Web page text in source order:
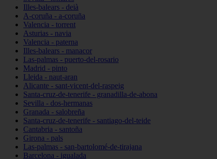
Illes-balears - deià
A-coruña - a-coruña
Valencia - torrent
Asturias - navia
Valencia - paterna
Illes-balears - manacor
Las-palmas - puerto-del-rosario
Madrid - pinto
Lleida - naut-aran
Alicante - sant-vicent-del-raspeig
Santa-cruz-de-tenerife - granadilla-de-abona
Sevilla - dos-hermanas
Granada - salobreña
Santa-cruz-de-tenerife - santiago-del-teide
Cantabria - santoña
Girona - pals
Las-palmas - san-bartolomé-de-tirajana
Barcelona - igualada